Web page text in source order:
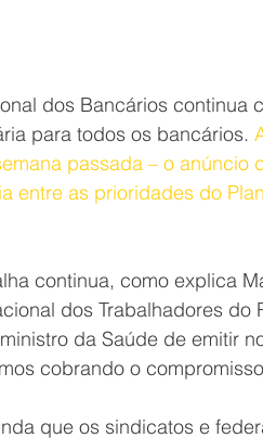
dos Bancários continua
para todos os bancários.
passada – o anúncio
entre as prioridades do
continua, como explica
dos Trabalhadores do
da Saúde de emitir
cobrando o
que os sindicatos e